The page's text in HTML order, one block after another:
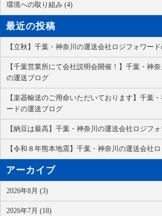
環境への取り組み (4)
最近の投稿
【立秋】千葉・神奈川の運送会社ロジフォワー
【千葉営業所にて会社説明会開催！】千葉・神
の運送ブログ
【楽器輸送のご用命いただいております】千葉
ードの運送ブログ
【納豆は最高】千葉・神奈川の運送会社ロジフ
【令和８年熊本地震】千葉・神奈川の運送会社
アーカイブ
2026年8月 (3)
2026年7月 (18)